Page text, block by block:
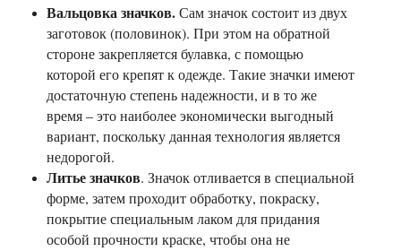
Вальцовка значков.Сам значок состоит из двух
заготовок (половинок). При этом на обратной
стороне закрепляется булавка, с помощью
которой его крепят к одежде. Такие значки имеют
достаточную степень надежности, и в то же
время – это наиболее экономически выгодный
вариант, поскольку данная технология является
недорогой.
Литье значков. Значок отливается в специальной
форме, затем проходит обработку, покраску,
покрытие специальным лаком для придания
особой прочности краске, чтобы она не